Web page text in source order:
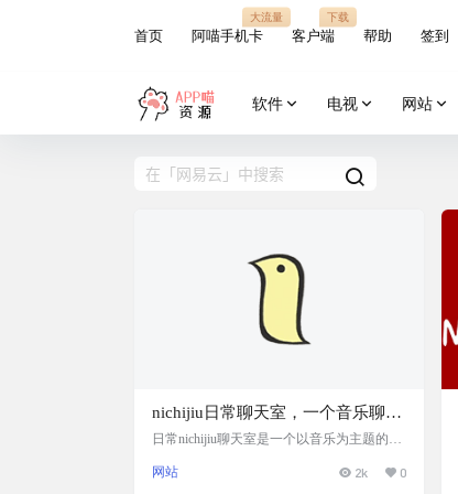
首页 阿喵手机卡
大流量
客户端
下载
帮助 签到
软件 电视 网站
nichijiu日常聊天室，一个音乐聊天
室网站
日常nichijiu聊天室是一个以音乐为主题的在
以共同聆听音乐并进行交流。在听歌的同时
网站 2k 0